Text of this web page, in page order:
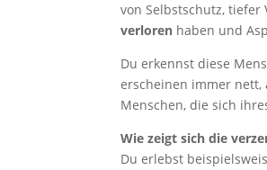
von Selbstschutz,
verloren haben und
Du erkennst diese
erscheinen immer
Menschen, die sich
Wie zeigt sich die
Du erlebst